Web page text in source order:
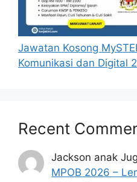
Jawatan Kosong
Komunikasi dan Digital
Recent
Jackson anak
MPOB 2026 –